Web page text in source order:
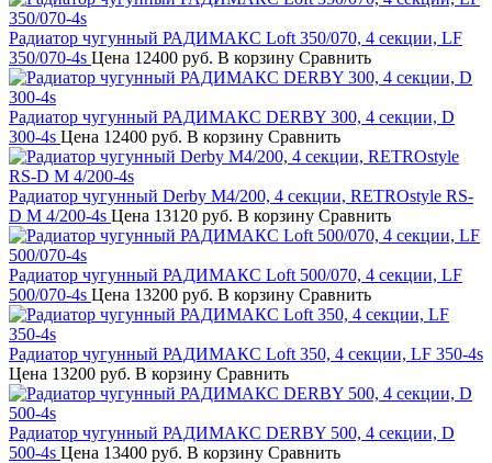
Радиатор чугунный РАДИМАКС Loft 350/070, 4 секции, LF
350/070-4s Цена 12400 руб. В корзину Сравнить
Радиатор чугунный РАДИМАКС DERBY 300, 4 секции, D
300-4s Цена 12400 руб. В корзину Сравнить
Радиатор чугунный Derby M4/200, 4 секции, RETROstyle RS-
D М 4/200-4s Цена 13120 руб. В корзину Сравнить
Радиатор чугунный РАДИМАКС Loft 500/070, 4 секции, LF
500/070-4s Цена 13200 руб. В корзину Сравнить
Радиатор чугунный РАДИМАКС Loft 350, 4 секции, LF 350-4s
Цена 13200 руб. В корзину Сравнить
Радиатор чугунный РАДИМАКС DERBY 500, 4 секции, D
500-4s Цена 13400 руб. В корзину Сравнить